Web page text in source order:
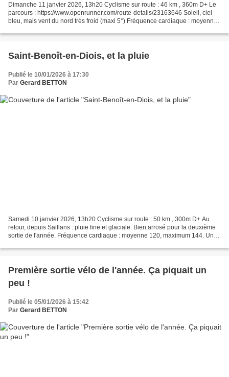
Dimanche 11 janvier 2026, 13h20 Cyclisme sur route : 46 km , 360m D+ Le
parcours : https://www.openrunner.com/route-details/23163646 Soleil, ciel
bleu, mais vent du nord très froid (maxi 5°) Fréquence cardiaque : moyenne
Saint-Benoît-en-Diois, et la pluie
Publié le 10/01/2026 à 17:30
Par Gerard BETTON
Samedi 10 janvier 2026, 13h20 Cyclisme sur route : 50 km , 300m D+ Au
retour, depuis Saillans : pluie fine et glaciale. Bien arrosé pour la deuxième
sortie de l'année. Fréquence cardiaque : moyenne 120, maximum 144. Un
Première sortie vélo de l'année. Ça piquait un
peu !
Publié le 05/01/2026 à 15:42
Par Gerard BETTON